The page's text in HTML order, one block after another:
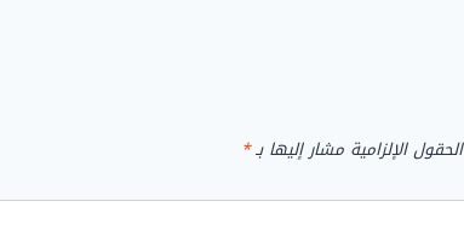
الحقول الإلزامية مشار إليها بـ*